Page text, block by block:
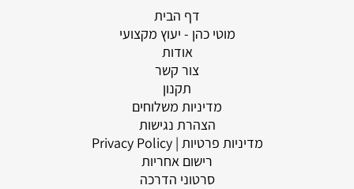
דף הבית
מוטי כהן - יעוץ מקצועי
אודות
צור קשר
תקנון
מדיניות משלוחים
הצהרת נגישות
מדיניות פרטיות | Privacy Policy
רישום אחריות
סרטוני הדרכה